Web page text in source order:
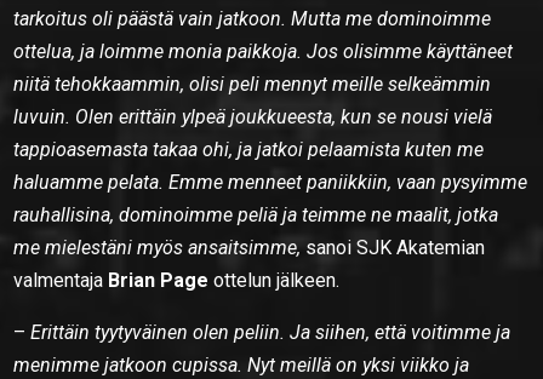
tarkoitus oli päästä vain jatkoon. Mutta me dominoimme
ottelua, ja loimme monia paikkoja. Jos olisimme käyttäneet
niitä tehokkaammin, olisi peli mennyt meille selkeämmin
luvuin. Olen erittäin ylpeä joukkueesta, kun se nousi vielä
tappioasemasta takaa ohi, ja jatkoi pelaamista kuten me
haluamme pelata. Emme menneet paniikkiin, vaan pysyimme
rauhallisina, dominoimme peliä ja teimme ne maalit, jotka
me mielestäni myös ansaitsimme, sanoi SJK Akatemian
valmentaja Brian Page ottelun jälkeen.
–Erittäin tyytyväinen olen peliin. Ja siihen, että voitimme ja
menimme jatkoon cupissa. Nyt meillä on yksi viikko ja